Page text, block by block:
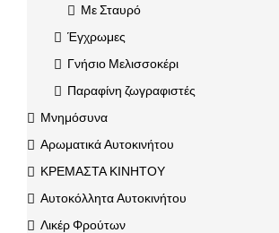
Με Σταυρό
Έγχρωμες
Γνήσιο Μελισσοκέρι
Παραφίνη ζωγραφιστές
Μνημόσυνα
Αρωματικά Αυτοκινήτου
ΚΡΕΜΑΣΤΑ ΚΙΝΗΤΟΥ
Αυτοκόλλητα Αυτοκινήτου
Λικέρ Φρούτων